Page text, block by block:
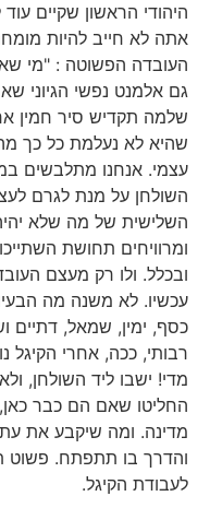
היהודי הראשון שקיים
אתה לא חייב להיות מומחה
העובדה הפשוטה : "מי
שלמה תקדיש סיר חמין
שהיא לא נעלמת כל כך
עצמי. אנחנו מתלבשים
השולחן על מנת לגרם
השלישית של מה שלא יהיה,
ומרוויחים תחושת
ובכלל. ולו רק מעצם
עכשיו. לא משנה מה
כסף, ימין, שמאל, דתיים
רבותי, ככה, אחרי הקיגל
מדי! ישבו ליד השולחן, ולא
החליטו שאם הם כבר כאן,
מדינה. ומה שיקבע את
והדרך בו תתפתח. פשוט
לעבודת הקיגל.